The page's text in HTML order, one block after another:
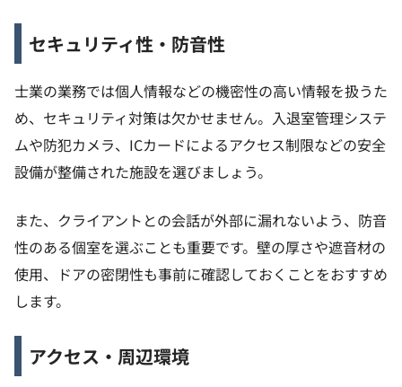
セキュリティ性・防音性
士業の業務では個人情報などの機密性の高い情報を扱うた
め、セキュリティ対策は欠かせません。入退室管理システ
ムや防犯カメラ、ICカードによるアクセス制限などの安全
設備が整備された施設を選びましょう。
また、クライアントとの会話が外部に漏れないよう、防音
性のある個室を選ぶことも重要です。壁の厚さや遮音材の
使用、ドアの密閉性も事前に確認しておくことをおすすめ
します。
アクセス・周辺環境